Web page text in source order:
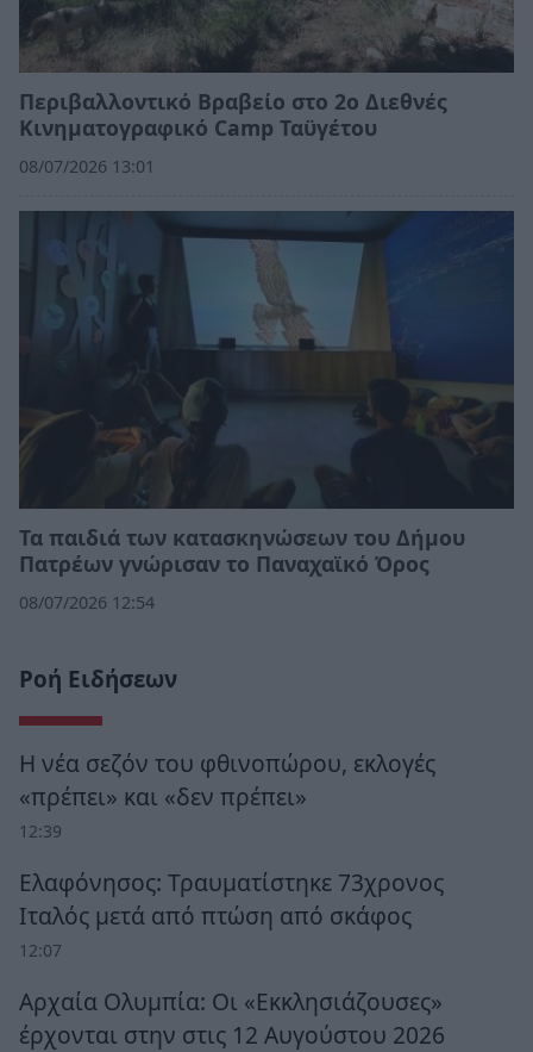
Περιβαλλοντικό Βραβείο στο 2ο Διεθνές
Κινηματογραφικό Camp Ταϋγέτου
08/07/2026 13:01
Τα παιδιά των κατασκηνώσεων του Δήμου
Πατρέων γνώρισαν το Παναχαϊκό Όρος
08/07/2026 12:54
Ροή Ειδήσεων
Η νέα σεζόν του φθινοπώρου, εκλογές
«πρέπει» και «δεν πρέπει»
12:39
Ελαφόνησος: Τραυματίστηκε 73χρονος
Ιταλός μετά από πτώση από σκάφος
12:07
Αρχαία Ολυμπία: Οι «Εκκλησιάζουσες»
έρχονται στην στις 12 Αυγούστου 2026